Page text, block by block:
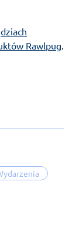
Rawlpug